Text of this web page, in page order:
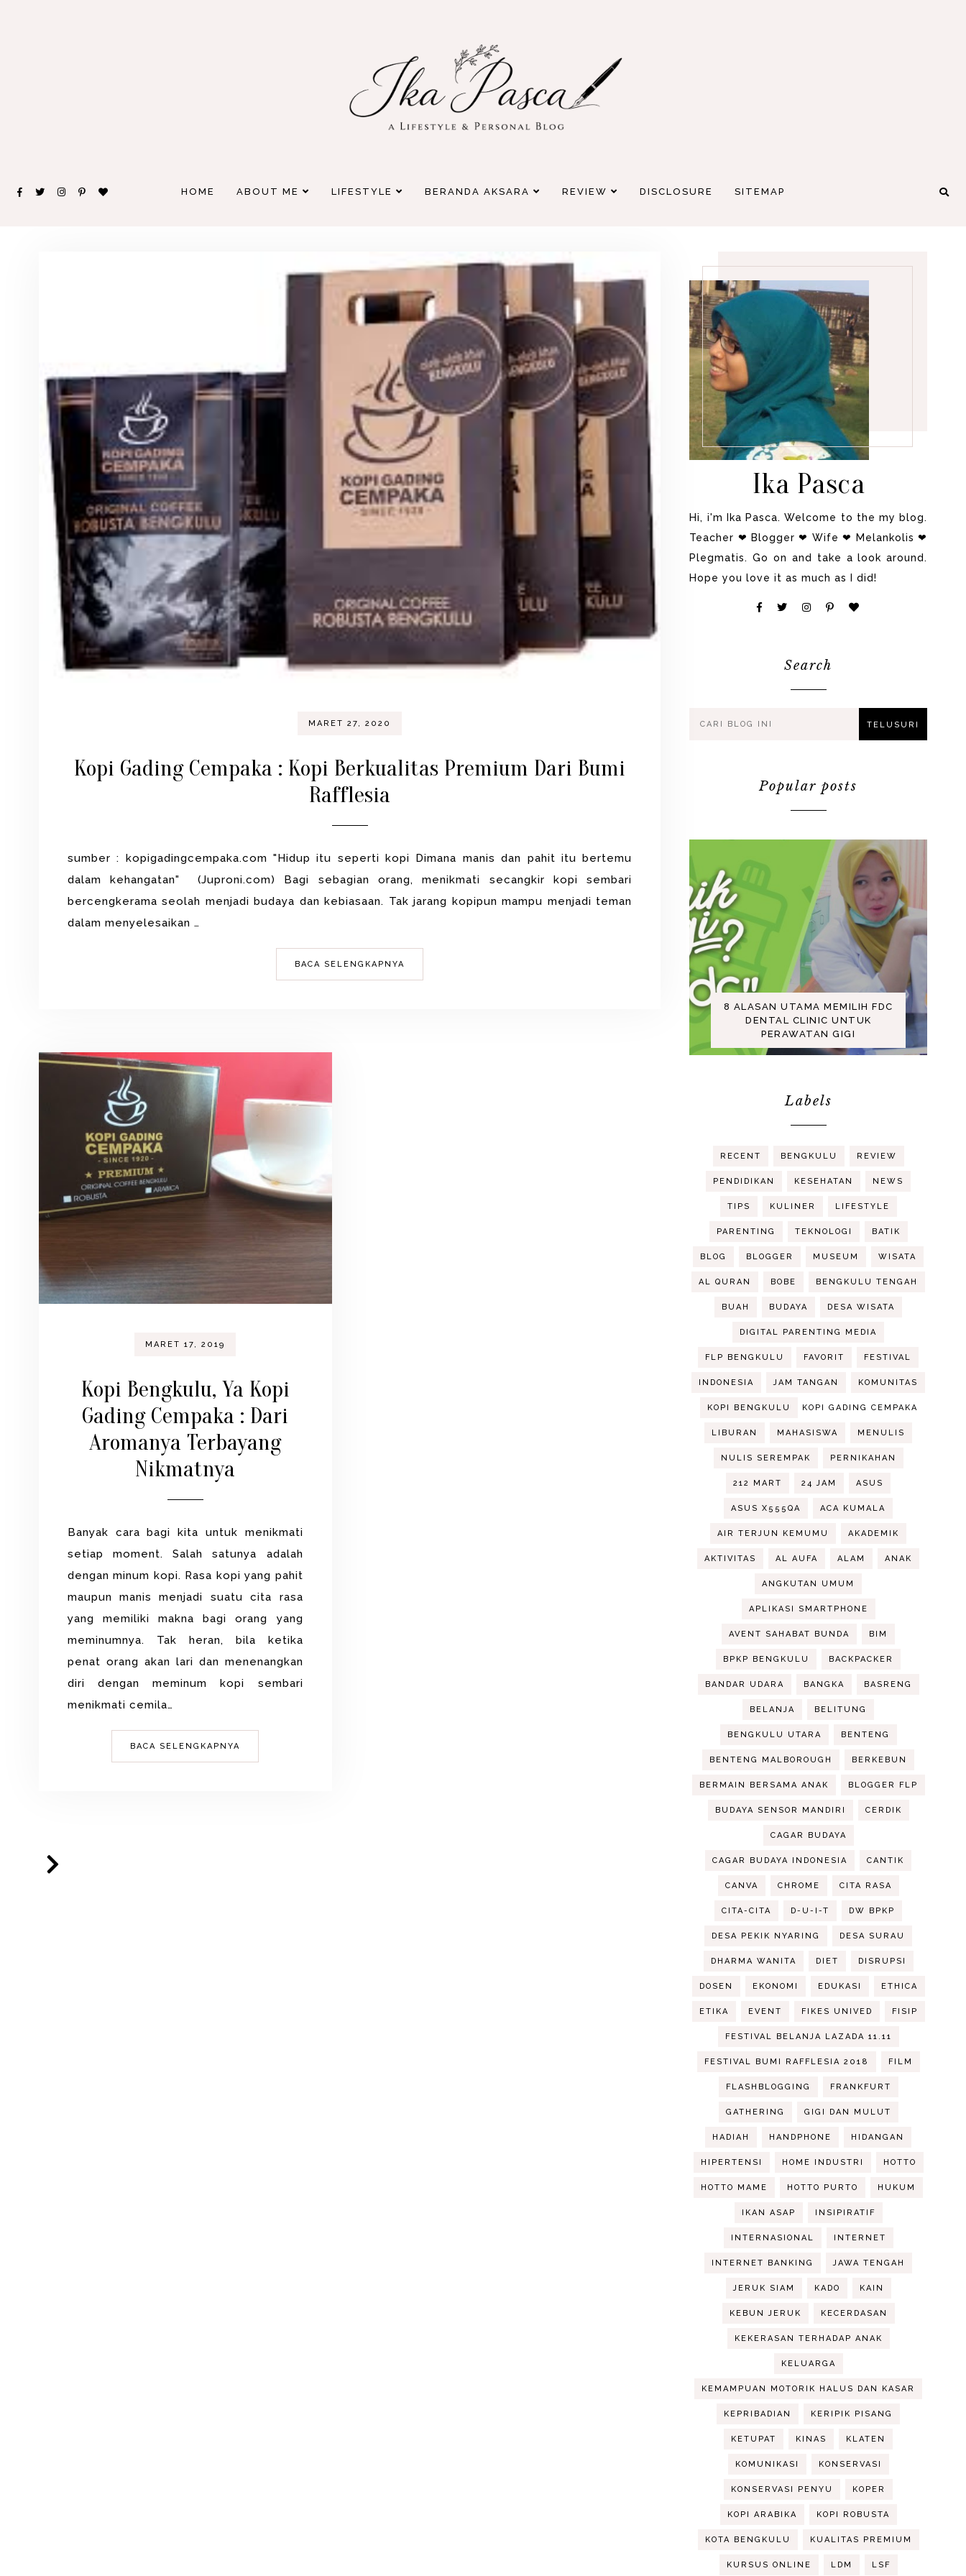
HOME ABOUT ME LIFESTYLE BERANDA AKSARA REVIEW DISCLOSURE SITEMAP
MARET 27, 2020
Kopi Gading Cempaka : Kopi Berkualitas Premium Dari Bumi
Rafflesia
sumber : kopigadingcempaka.com "Hidup itu seperti kopi Dimana manis dan pahit itu bertemu
dalam kehangatan" (Juproni.com) Bagi sebagian orang, menikmati secangkir kopi sembari
bercengkerama seolah menjadi budaya dan kebiasaan. Tak jarang kopipun mampu menjadi teman
dalam menyelesaikan …
BACA SELENGKAPNYA
MARET 17, 2019
Kopi Bengkulu, Ya Kopi
Gading Cempaka : Dari
Aromanya Terbayang
Nikmatnya
Banyak cara bagi kita untuk menikmati
setiap moment. Salah satunya adalah
dengan minum kopi. Rasa kopi yang pahit
maupun manis menjadi suatu cita rasa
yang memiliki makna bagi orang yang
meminumnya. Tak heran, bila ketika
penat orang akan lari dan menenangkan
diri dengan meminum kopi sembari
menikmati cemila…
BACA SELENGKAPNYA
Ika Pasca
Hi, i'm Ika Pasca. Welcome to the my blog.
Teacher ❤ Blogger ❤ Wife ❤ Melankolis ❤
Plegmatis. Go on and take a look around.
Hope you love it as much as I did!
Search
Popular posts
8 ALASAN UTAMA MEMILIH FDC
DENTAL CLINIC UNTUK
PERAWATAN GIGI
Labels
RECENT BENGKULU REVIEW
PENDIDIKAN KESEHATAN NEWS
TIPS KULINER LIFESTYLE
PARENTING TEKNOLOGI BATIK
BLOG BLOGGER MUSEUM WISATA
AL QURAN BOBE BENGKULU TENGAH
BUAH BUDAYA DESA WISATA
DIGITAL PARENTING MEDIA
FLP BENGKULU FAVORIT FESTIVAL
INDONESIA JAM TANGAN KOMUNITAS
KOPI BENGKULU KOPI GADING CEMPAKA
LIBURAN MAHASISWA MENULIS
NULIS SEREMPAK PERNIKAHAN
212 MART 24 JAM ASUS
ASUS X555QA ACA KUMALA
AIR TERJUN KEMUMU AKADEMIK
AKTIVITAS AL AUFA ALAM ANAK
ANGKUTAN UMUM
APLIKASI SMARTPHONE
AVENT SAHABAT BUNDA BIM
BPKP BENGKULU BACKPACKER
BANDAR UDARA BANGKA BASRENG
BELANJA BELITUNG
BENGKULU UTARA BENTENG
BENTENG MALBOROUGH BERKEBUN
BERMAIN BERSAMA ANAK BLOGGER FLP
BUDAYA SENSOR MANDIRI CERDIK
CAGAR BUDAYA
CAGAR BUDAYA INDONESIA CANTIK
CANVA CHROME CITA RASA
CITA-CITA D-U-I-T DW BPKP
DESA PEKIK NYARING DESA SURAU
DHARMA WANITA DIET DISRUPSI
DOSEN EKONOMI EDUKASI ETHICA
ETIKA EVENT FIKES UNIVED FISIP
FESTIVAL BELANJA LAZADA 11.11
FESTIVAL BUMI RAFFLESIA 2018 FILM
FLASHBLOGGING FRANKFURT
GATHERING GIGI DAN MULUT
HADIAH HANDPHONE HIDANGAN
HIPERTENSI HOME INDUSTRI HOTTO
HOTTO MAME HOTTO PURTO HUKUM
IKAN ASAP INSIPIRATIF
INTERNASIONAL INTERNET
INTERNET BANKING JAWA TENGAH
JERUK SIAM KADO KAIN
KEBUN JERUK KECERDASAN
KEKERASAN TERHADAP ANAK
KELUARGA
KEMAMPUAN MOTORIK HALUS DAN KASAR
KEPRIBADIAN KERIPIK PISANG
KETUPAT KINAS KLATEN
KOMUNIKASI KONSERVASI
KONSERVASI PENYU KOPER
KOPI ARABIKA KOPI ROBUSTA
KOTA BENGKULU KUALITAS PREMIUM
KURSUS ONLINE LDM LSF